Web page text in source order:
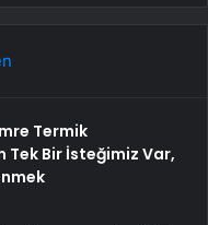
Termik
Tek Bir İsteğimiz Var,